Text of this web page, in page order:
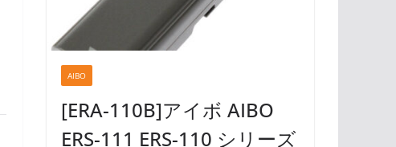
AIBO
[ERA-110B]アイボ AIBO
ERS-111 ERS-110 シリーズ